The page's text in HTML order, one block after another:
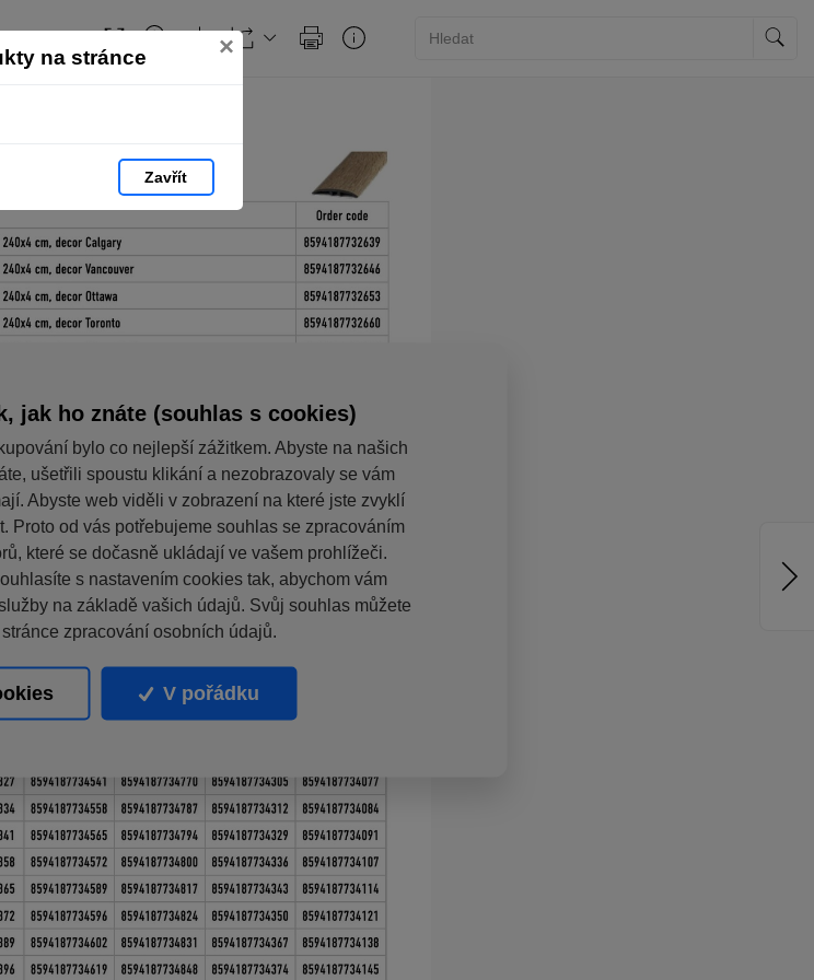
na stránce ×
Zavřít
jak ho znáte (souhlas s cookies)
bylo co nejlepší zážitkem. Abyste na našich
ušetřili spoustu klikání a nezobrazovaly se vám
Abyste web viděli v zobrazení na které jste zvyklí
Proto od vás potřebujeme souhlas se zpracováním
které se dočasně ukládají ve vašem prohlížeči.
s nastavením cookies tak, abychom vám
na základě vašich údajů. Svůj souhlas můžete
zpracování osobních údajů.
V pořádku